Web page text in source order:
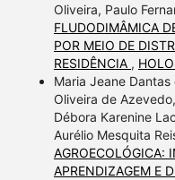
Oliveira, Paulo
FLUDODIMÂMICA
POR MEIO DE
RESIDÊNCIA ,
Maria Jeane
Oliveira de
Débora Karenine
Aurélio Mesquita
AGROECOLÓGICA:
APRENDIZAGEM E